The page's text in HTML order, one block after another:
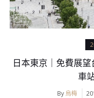
日本東京｜免費展
車
By 烏梅